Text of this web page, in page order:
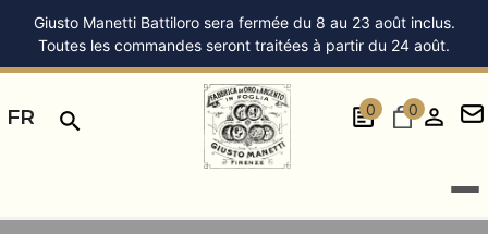
Giusto Manetti Battiloro sera fermée du 8 au 23 août inclus.
Toutes les commandes seront traitées à partir du 24 août.
FR 0 0